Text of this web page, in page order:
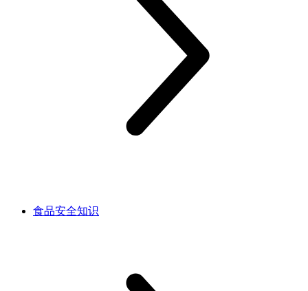
食品安全知识